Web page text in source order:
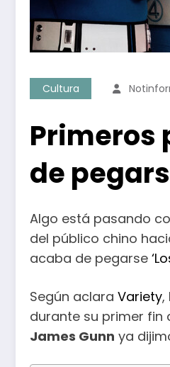
Cultura
Primeros
de
Algo está pasando
del público chino
acaba de pegarse
Según aclara Variety,
durante su primer fin
James Gunn ya